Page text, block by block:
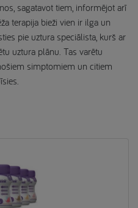
sagatavot tiem, informējot arī
terapija bieži vien ir ilga un
pie uztura speciālista, kurš ar
uztura plānu. Tas varētu
simptomiem un citiem